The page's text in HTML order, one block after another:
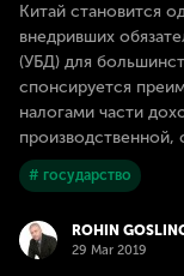
Китай становится
внедривших
(УБД) для
спонсируется
налогами части
производственной,
# государство
ROHIN
29 Mar 2019